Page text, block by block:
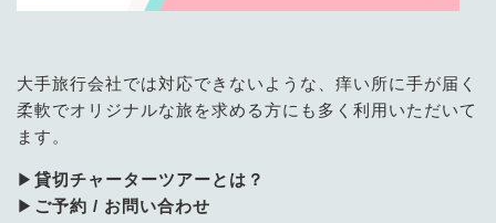
大手旅行会社では対応できないような、痒い所に手が届く
柔軟でオリジナルな旅を求める方にも多く利用いただいて
ます。
▶ 貸切チャーターツアーとは？
▶ ご予約 / お問い合わせ